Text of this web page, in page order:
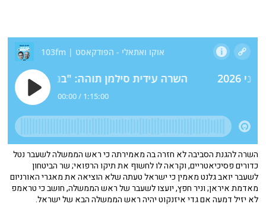
השרה להגנת הסביבה לא חזרה בה מאמירתה כי ראש הממשלה לשעבר נטל
כדורים פסיכיאטריים, וקראה לו לחשוף את תיקו הרפואי; שר הביטחון
לשעבר יואב גלנט מאמין כי ישראל טעתה שלא הוציאה את מאגרי האורניום
מאדמת איראן; וניר חפץ, יועצו לשעבר של ראש הממשלה, חושב כי טראמפ
לא יזיל דמעה אם גדי איזנקוט יהיה ראש הממשלה הבא של ישראל.